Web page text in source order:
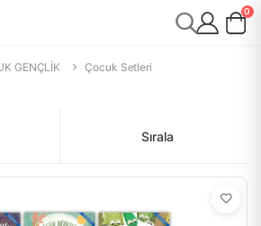
0
GENÇLİK
Çocuk Setleri
Sırala